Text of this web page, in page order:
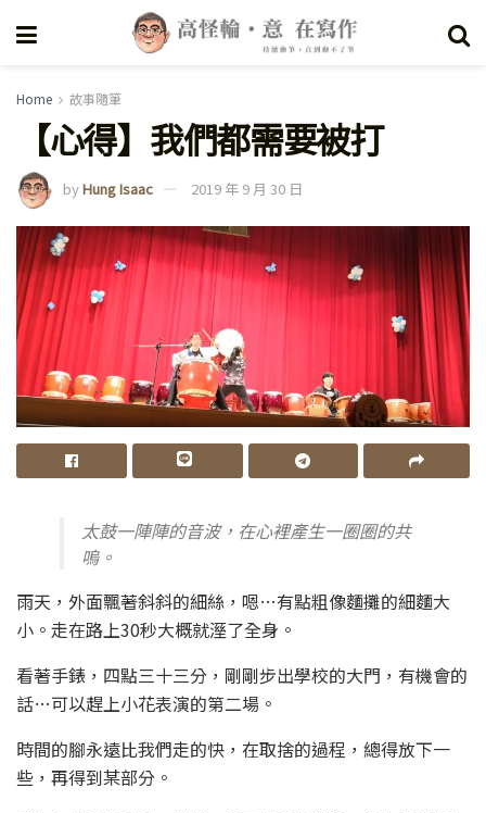
Home 故事隨筆
【心得】我們都需要被打
byHung Isaac 2019 年 9 月 30 日
太鼓一陣陣的音波，在心裡產生一圈圈的共
嗚。
雨天，外面飄著斜斜的細絲，嗯…有點粗像麵攤的細麵大
小。走在路上30秒大概就溼了全身。
看著手錶，四點三十三分，剛剛步出學校的大門，有機會的
話…可以趕上小花表演的第二場。
時間的腳永遠比我們走的快，在取捨的過程，總得放下一
些，再得到某部分。